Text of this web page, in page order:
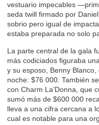
vestuario impecables
seda twill firmado por
sobrio pero igual de
estaba preparada no solo
La parte central de la gala
más codiciados figuraba
y su esposo, Benny
noche: $76 000. También
con Charm La’Donna, que
sumó más de $600 000
lleva a una cifra cercana a
cual es notable para una